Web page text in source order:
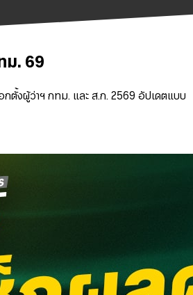
ม. 69
ตั้งผู้ว่าฯ กทม. และ ส.ก. 2569 อัปเดตแบบ